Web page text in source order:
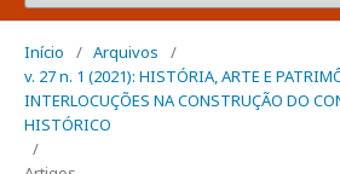
Início / Arquivos
/
v. 27 n. 1 (2021): HISTÓRIA, ARTE E
INTERLOCUÇÕES NA CONSTRUÇÃO DO
HISTÓRICO
/